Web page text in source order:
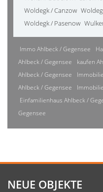
Woldegk / Canzow
Woldegk / Pasenow
Immo Ahlbeck / Gegensee
Ahlbeck / Gegensee
kaufen
Ahlbeck / Gegensee
Ahlbeck / Gegensee
Einfamilienhaus Ahlbeck /
Gegensee
NEUE OBJEKTE